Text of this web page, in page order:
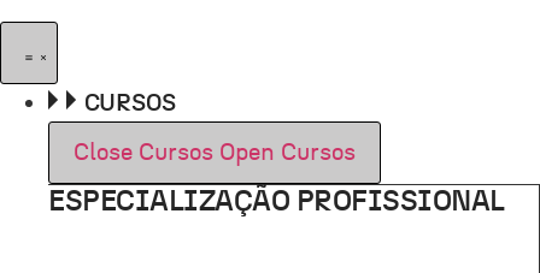
CURSOS
Close Cursos Open Cursos
ESPECIALIZAÇÃO PROFISSIONAL